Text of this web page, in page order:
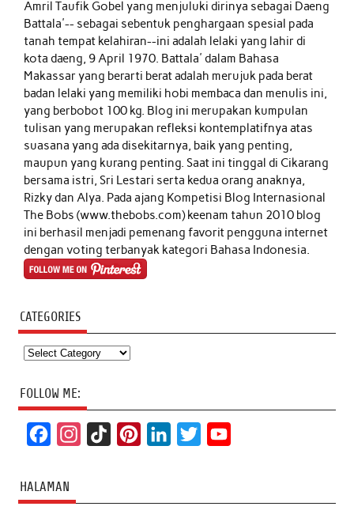
Amril Taufik Gobelyang menjuluki dirinya sebagai Daeng
Battala'-- sebagai sebentuk penghargaan spesial pada
tanah tempat kelahiran--ini adalah lelaki yang lahir di
kota daeng, 9 April 1970. Battala' dalam Bahasa
Makassar yang berarti berat adalah merujuk pada berat
badan lelaki yang memiliki hobi membaca dan menulis ini,
yang berbobot 100 kg. Blog ini merupakan kumpulan
tulisan yang merupakan refleksi kontemplatifnya atas
suasana yang ada disekitarnya, baik yang penting,
maupun yang kurang penting. Saat ini tinggal di Cikarang
bersama istri, Sri Lestari serta kedua orang anaknya,
Rizky dan Alya. Pada ajang Kompetisi Blog Internasional
The Bobs (www.thebobs.com) keenam tahun 2010 blog
ini berhasil menjadi pemenang favorit pengguna internet
dengan voting terbanyak kategori Bahasa Indonesia.
CATEGORIES
Categories
FOLLOW ME:
c
e
t
T
t
k
t
T
HALAMAN